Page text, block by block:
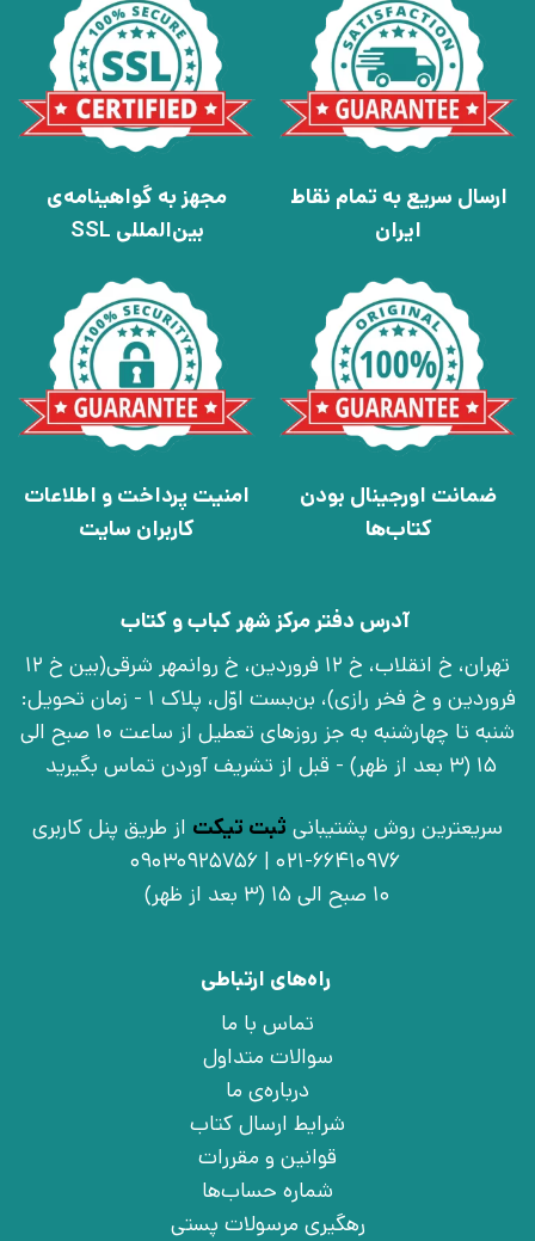
ارسال سریع به تمام نقاط
ایران
مجهز به گواهینامه‌ی
بین‌المللی SSL
ضمانت اورجینال بودن
کتاب‌ها
امنیت پرداخت و اطلاعات
کاربران سایت
آدرس دفتر مرکز شهر کباب و کتاب
تهران، خ انقلاب، خ 12 فروردین، خ روانمهر شرقی(بین خ 12
فروردین و خ فخر رازی)، بن‌بست اوّل، پلاک 1 - زمان تحویل:
شنبه تا چهارشنبه به جز روزهای تعطیل از ساعت 10 صبح الی
15 (3 بعد از ظهر) - قبل از تشریف آوردن تماس بگیرید
سریعترین روش پشتیبانی ثبت تیکت از طریق پنل کاربری
021-66410976 | 09030925756
10 صبح الی 15 (3 بعد از ظهر)
راه‌های ارتباطی
تماس با ما
سوالات متداول
درباره‌ی ما
شرایط ارسال کتاب
قوانین و مقررات
شماره حساب‌ها
رهگیری مرسولات پستی